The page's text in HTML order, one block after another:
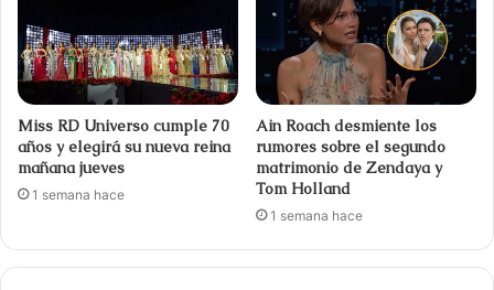
Miss RD Universo cumple 70
años y elegirá su nueva reina
mañana jueves
1 semana hace
Ain Roach desmiente los
rumores sobre el segundo
matrimonio de Zendaya y
Tom Holland
1 semana hace